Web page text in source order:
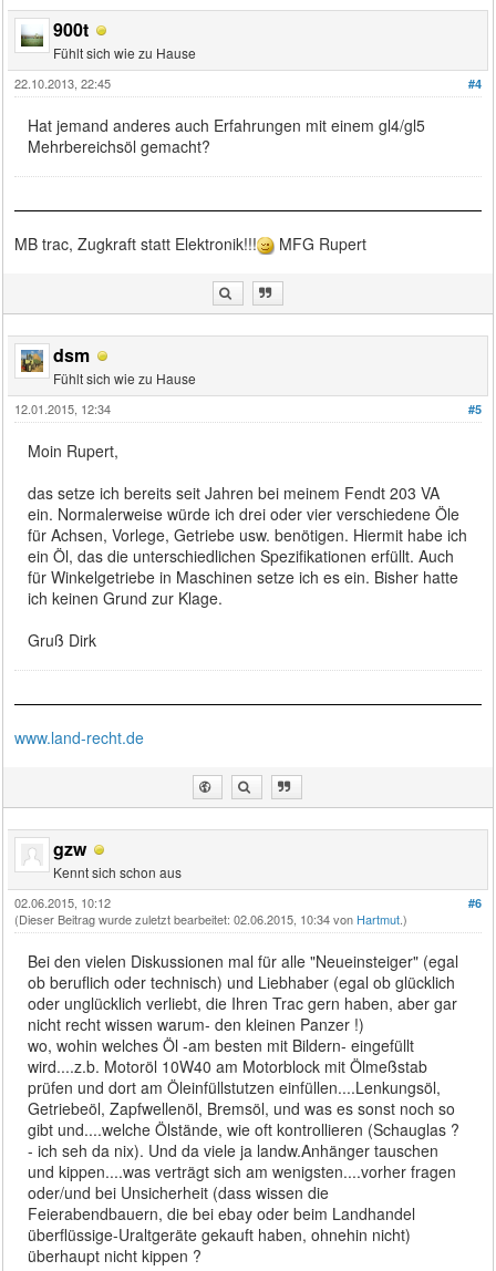
900t
Fühlt sich wie zu Hause
#4
22.10.2013, 22:45
Hat jemand anderes auch Erfahrungen mit einem gl4/gl5
Mehrbereichsöl gemacht?
MB trac, Zugkraft statt Elektronik!!! MFG Rupert
dsm
Fühlt sich wie zu Hause
#5
12.01.2015, 12:34
Moin Rupert,
das setze ich bereits seit Jahren bei meinem Fendt 203 VA
ein. Normalerweise würde ich drei oder vier verschiedene Öle
für Achsen, Vorlege, Getriebe usw. benötigen. Hiermit habe ich
ein Öl, das die unterschiedlichen Spezifikationen erfüllt. Auch
für Winkelgetriebe in Maschinen setze ich es ein. Bisher hatte
ich keinen Grund zur Klage.
Gruß Dirk
www.land-recht.de
gzw
Kennt sich schon aus
#6
02.06.2015, 10:12
(Dieser Beitrag wurde zuletzt bearbeitet: 02.06.2015, 10:34 von Hartmut.)
Bei den vielen Diskussionen mal für alle "Neueinsteiger" (egal
ob beruflich oder technisch) und Liebhaber (egal ob glücklich
oder unglücklich verliebt, die Ihren Trac gern haben, aber gar
nicht recht wissen warum- den kleinen Panzer !)
wo, wohin welches Öl -am besten mit Bildern- eingefüllt
wird....z.b. Motoröl 10W40 am Motorblock mit Ölmeßstab
prüfen und dort am Öleinfüllstutzen einfüllen....Lenkungsöl,
Getriebeöl, Zapfwellenöl, Bremsöl, und was es sonst noch so
gibt und....welche Ölstände, wie oft kontrollieren (Schauglas ?
- ich seh da nix). Und da viele ja landw.Anhänger tauschen
und kippen....was verträgt sich am wenigsten....vorher fragen
oder/und bei Unsicherheit (dass wissen die
Feierabendbauern, die bei ebay oder beim Landhandel
überflüssige-Uraltgeräte gekauft haben, ohnehin nicht)
überhaupt nicht kippen ?